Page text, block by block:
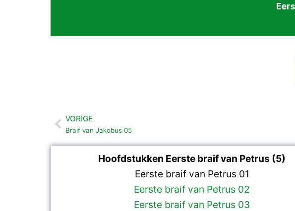
Vorige
VORIGE
Braif van Jakobus 05
Hoofdstukken Eerste braif van Petrus (5)
Eerste braif van Petrus 01
Eerste braif van Petrus 02
Eerste braif van Petrus 03